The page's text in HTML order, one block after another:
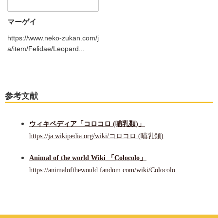
マーゲイ
https://www.neko-zukan.com/j
a/item/Felidae/Leopard...
参考文献
ウィキペディア「コロコロ (哺乳類)」
https://ja.wikipedia.org/wiki/コロコロ (哺乳類)
Animal of the world Wiki 「Colocolo」
https://animalofthewould.fandom.com/wiki/Colocolo